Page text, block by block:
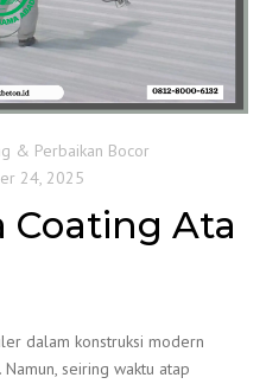
& Perbaikan Bocor
24, 2025
Coating Ata
dalam konstruksi modern
seiring waktu atap